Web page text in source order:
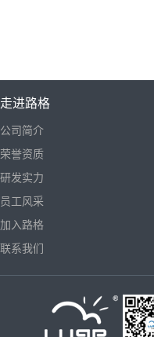
走进路格
公司简介
荣誉资质
研发实力
员工风采
加入路格
联系我们